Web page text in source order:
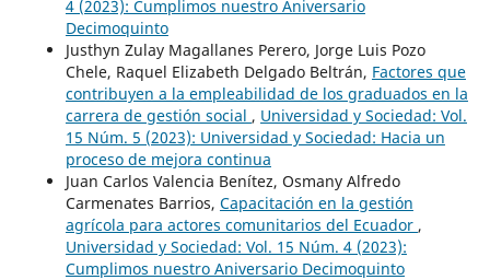
4 (2023): Cumplimos nuestro Aniversario
Decimoquinto
Justhyn Zulay Magallanes Perero, Jorge Luis Pozo
Chele, Raquel Elizabeth Delgado Beltrán, Factores que
contribuyen a la empleabilidad de los graduados en la
carrera de gestión social , Universidad y Sociedad: Vol.
15 Núm. 5 (2023): Universidad y Sociedad: Hacia un
proceso de mejora continua
Juan Carlos Valencia Benítez, Osmany Alfredo
Carmenates Barrios, Capacitación en la gestión
agrícola para actores comunitarios del Ecuador ,
Universidad y Sociedad: Vol. 15 Núm. 4 (2023):
Cumplimos nuestro Aniversario Decimoquinto